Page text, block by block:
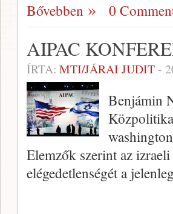
Bővebben 0
AIPAC
ÍRTA: MTI/JÁRAI JUDIT-
Benjámin
Elemzők szerint az
elégedetlenségét a